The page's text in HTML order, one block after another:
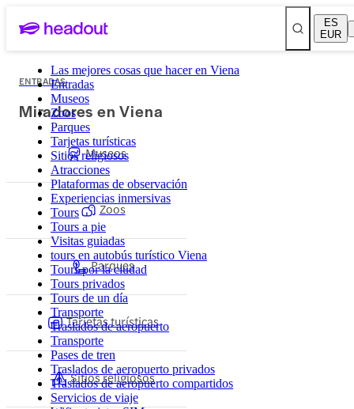
ES
EUR
Las mejores cosas que hacer en Viena
Entradas
Museos
Zoos
Parques
Tarjetas turísticas
Sitios religiosos
Atracciones
Plataformas de observación
Experiencias inmersivas
Tours
Tours a pie
Visitas guiadas
tours en autobús turístico Viena
Tours por la ciudad
Tours privados
Tours de un día
Transporte
Traslados de aeropuerto
Transporte
Pases de tren
Traslados de aeropuerto privados
Traslados de aeropuerto compartidos
Servicios de viaje
ENTRADAS
Miradores en Viena
Museos
Zoos
Parques
Tarjetas turísticas
Sitios religiosos